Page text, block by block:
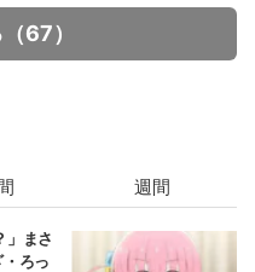
67）
週間
」まさ
ろっ